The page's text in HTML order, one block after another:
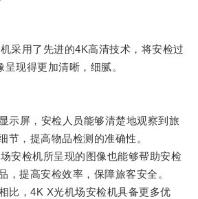
用了先进的4K高清技术，将安检过
现得更加清晰，细腻。
屏，安检人员能够清楚地观察到旅
节，提高物品检测的准确性。
检机所呈现的图像也能够帮助安检
，提高安检效率，保障旅客安全。
，4K X光机场安检机具备更多优